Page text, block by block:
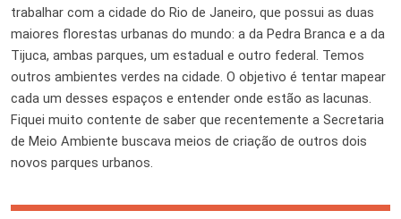
trabalhar com a cidade do Rio de Janeiro, que possui as duas
maiores florestas urbanas do mundo: a da Pedra Branca e a da
Tijuca, ambas parques, um estadual e outro federal. Temos
outros ambientes verdes na cidade. O objetivo é tentar mapear
cada um desses espaços e entender onde estão as lacunas.
Fiquei muito contente de saber que recentemente a Secretaria
de Meio Ambiente buscava meios de criação de outros dois
novos parques urbanos.